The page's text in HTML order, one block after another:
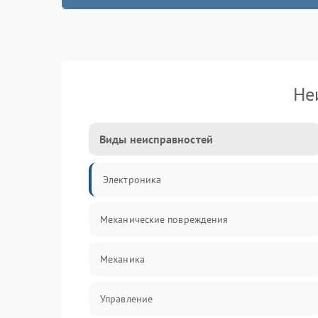
Виды неисправностей
Электроника
Механические повреждения
Механика
Управление